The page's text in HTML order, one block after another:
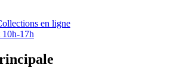
en ligne
17h